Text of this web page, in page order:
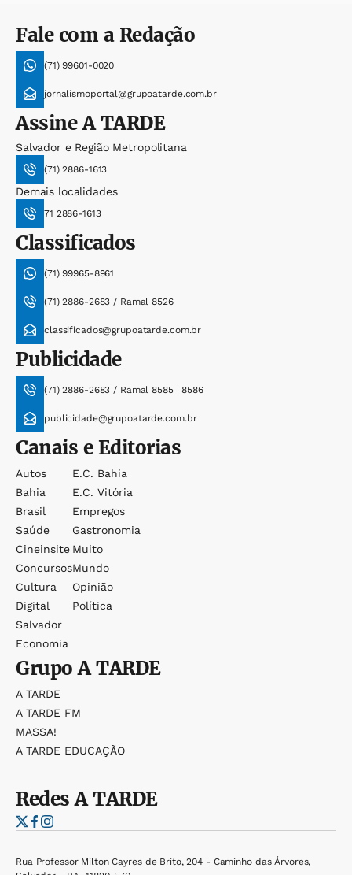
Fale com a Redação
(71) 99601-0020
jornalismoportal@grupoatarde.com.br
AssineA TARDE
Salvador e Região Metropolitana
(71) 2886-1613
Demais localidades
71 2886-1613
Classificados
(71) 99965-8961
(71) 2886-2683 / Ramal 8526
classificados@grupoatarde.com.br
Publicidade
(71) 2886-2683 / Ramal 8585 | 8586
publicidade@grupoatarde.com.br
Canais e Editorias
Autos
Bahia
Brasil
Saúde
Cineinsite
Concursos
Cultura
Digital
Salvador
Economia
E.c. Bahia
E.c. Vitória
Empregos
Gastronomia
Muito
Mundo
Opinião
Política
GrupoA TARDE
A TARDE
A TARDE FM
MASSA!
A TARDE EDUCAÇÃO
RedesA TARDE
Rua Professor Milton Cayres de Brito, 204 - Caminho das Árvores,